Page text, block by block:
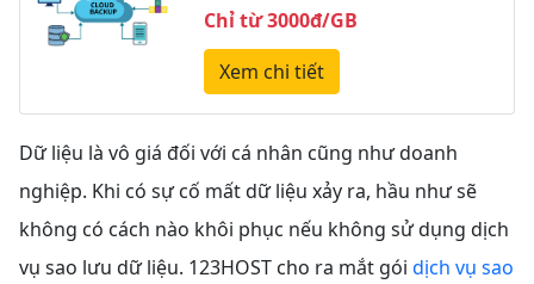
Chỉ từ 3000đ/GB
Xem chi tiết
Dữ liệu là vô giá đối với cá nhân cũng như doanh
nghiệp. Khi có sự cố mất dữ liệu xảy ra, hầu như sẽ
không có cách nào khôi phục nếu không sử dụng dịch
vụ sao lưu dữ liệu. 123HOST cho ra mắt gói dịch vụ sao